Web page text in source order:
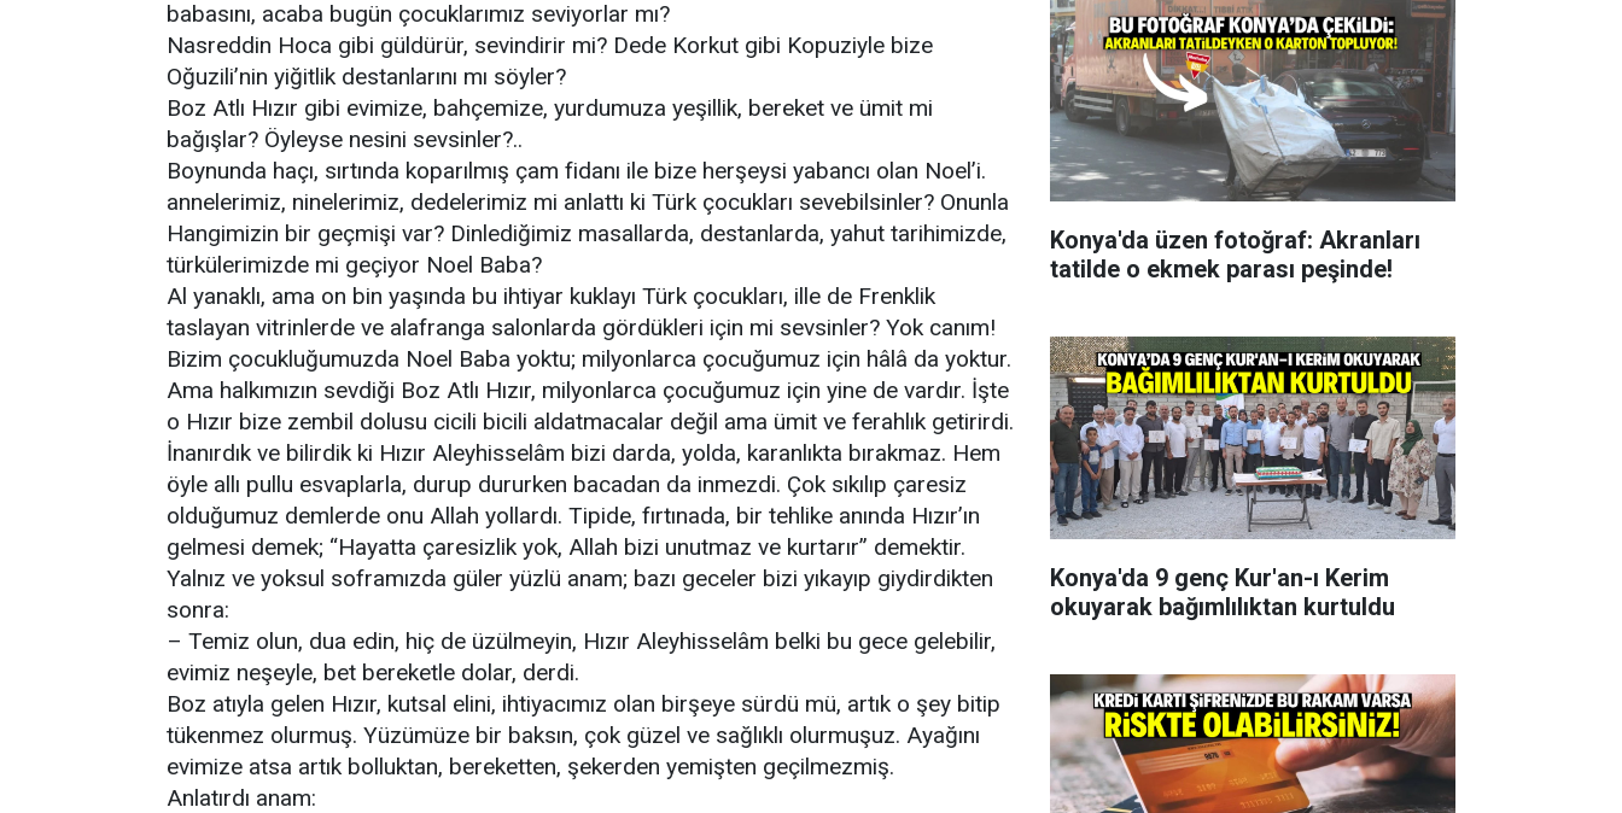
babasını, acaba bugün çocuklarımız seviyorlar mı?
Nasreddin Hoca gibi güldürür, sevindirir mi? Dede Korkut gibi Kopuziyle bize
Oğuzili’nin yiğitlik destanlarını mı söyler?
Boz Atlı Hızır gibi evimize, bahçemize, yurdumuza yeşillik, bereket ve ümit mi
bağışlar? Öyleyse nesini sevsinler?..
Boynunda haçı, sırtında koparılmış çam fidanı ile bize herşeysi yabancı olan Noel’i.
annelerimiz, ninelerimiz, dedelerimiz mi anlattı ki Türk çocukları sevebilsinler? Onunla
Hangimizin bir geçmişi var? Dinlediğimiz masallarda, destanlarda, yahut tarihimizde,
türkülerimizde mi geçiyor Noel Baba?
Al yanaklı, ama on bin yaşında bu ihtiyar kuklayı Türk çocukları, ille de Frenklik
taslayan vitrinlerde ve alafranga salonlarda gördükleri için mi sevsinler? Yok canım!
Bizim çocukluğumuzda Noel Baba yoktu; milyonlarca çocuğumuz için hâlâ da yoktur.
Ama halkımızın sevdiği Boz Atlı Hızır, milyonlarca çocuğumuz için yine de vardır. İşte
o Hızır bize zembil dolusu cicili bicili aldatmacalar değil ama ümit ve ferahlık getirirdi.
İnanırdık ve bilirdik ki Hızır Aleyhisselâm bizi darda, yolda, karanlıkta bırakmaz. Hem
öyle allı pullu esvaplarla, durup dururken bacadan da inmezdi. Çok sıkılıp çaresiz
olduğumuz demlerde onu Allah yollardı. Tipide, fırtınada, bir tehlike anında Hızır’ın
gelmesi demek; “Hayatta çaresizlik yok, Allah bizi unutmaz ve kurtarır” demektir.
Yalnız ve yoksul soframızda güler yüzlü anam; bazı geceler bizi yıkayıp giydirdikten
sonra:
– Temiz olun, dua edin, hiç de üzülmeyin, Hızır Aleyhisselâm belki bu gece gelebilir,
evimiz neşeyle, bet bereketle dolar, derdi.
Boz atıyla gelen Hızır, kutsal elini, ihtiyacımız olan birşeye sürdü mü, artık o şey bitip
tükenmez olurmuş. Yüzümüze bir baksın, çok güzel ve sağlıklı olurmuşuz. Ayağını
evimize atsa artık bolluktan, bereketten, şekerden yemişten geçilmezmiş.
Anlatırdı anam:
Konya'da üzen fotoğraf: Akranları
tatilde o ekmek parası peşinde!
Konya'da 9 genç Kur'an-ı Kerim
okuyarak bağımlılıktan kurtuldu